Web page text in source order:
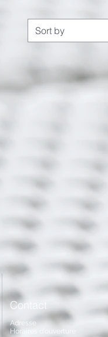
Sort by
Contact
Adresse
Horaires
d'ouverture